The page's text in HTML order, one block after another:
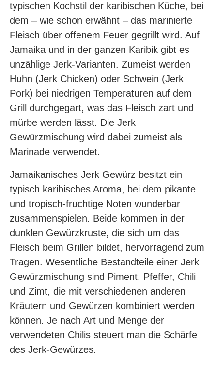
typischen Kochstil der karibischen Küche, bei
dem – wie schon erwähnt – das marinierte
Fleisch über offenem Feuer gegrillt wird. Auf
Jamaika und in der ganzen Karibik gibt es
unzählige Jerk-Varianten. Zumeist werden
Huhn (Jerk Chicken) oder Schwein (Jerk
Pork) bei niedrigen Temperaturen auf dem
Grill durchgegart, was das Fleisch zart und
mürbe werden lässt. Die Jerk
Gewürzmischung wird dabei zumeist als
Marinade verwendet.
Jamaikanisches Jerk Gewürz besitzt ein
typisch karibisches Aroma, bei dem pikante
und tropisch-fruchtige Noten wunderbar
zusammenspielen. Beide kommen in der
dunklen Gewürzkruste, die sich um das
Fleisch beim Grillen bildet, hervorragend zum
Tragen. Wesentliche Bestandteile einer Jerk
Gewürzmischung sind Piment, Pfeffer, Chili
und Zimt, die mit verschiedenen anderen
Kräutern und Gewürzen kombiniert werden
können. Je nach Art und Menge der
verwendeten Chilis steuert man die Schärfe
des Jerk-Gewürzes.